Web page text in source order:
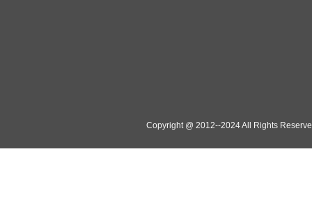
Copyright @ 2012--2024 All Rights